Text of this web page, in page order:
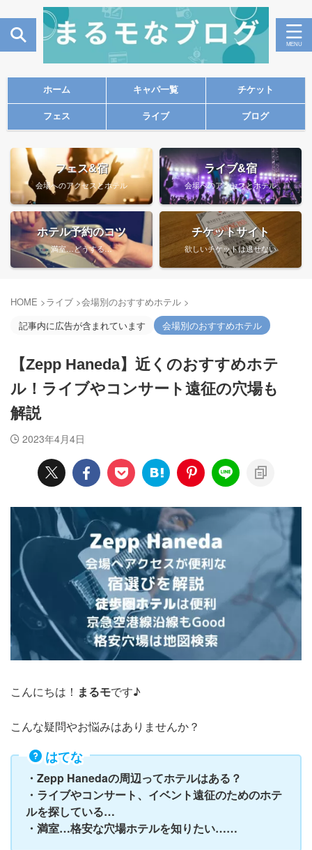
ホーム キャパ一覧 チケット
フェス ライブ ブログ
フェス&宿
会場へのアクセスとホテル
ライブ&宿
会場へのアクセスとホテル
ホテル予約のコツ
満室…どうする…
チケットサイト
欲しいチケットは逃せない
HOME >ライブ >会場別のおすすめホテル >
記事内に広告が含まれています
会場別のおすすめホテル
【Zepp Haneda】近くのおすすめホテ
ル！ライブやコンサート遠征の穴場も
解説
2023年4月4日
こんにちは！ まるモです♪
こんな疑問やお悩みはありませんか？
はてな
・Zepp Hanedaの周辺ってホテルはある？
・ライブやコンサート、イベント遠征のためのホテ
ルを探している…
・満室…格安な穴場ホテルを知りたい……